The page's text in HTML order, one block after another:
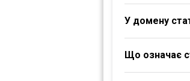
У домену
Що означає